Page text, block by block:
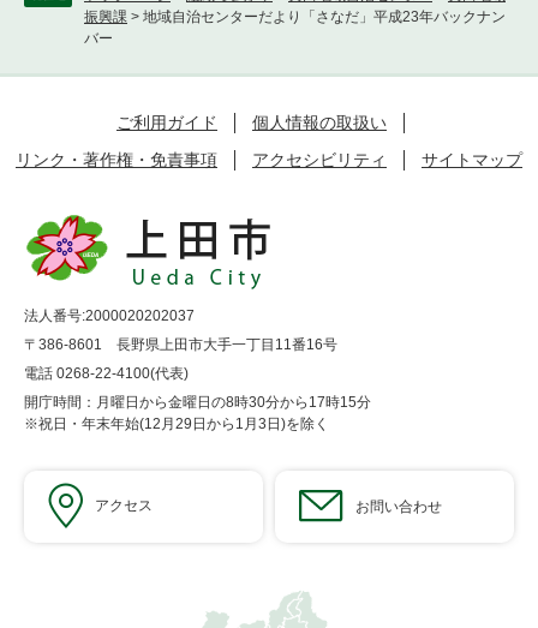
振興課 > 地域自治センターだより「さなだ」平成23年バックナン
バー
ご利用ガイド
個人情報の取扱い
リンク・著作権・免責事項
アクセシビリティ サイトマップ
法人番号:2000020202037
〒386-8601 長野県上田市大手一丁目11番16号
電話 0268-22-4100(代表)
開庁時間：月曜日から金曜日の8時30分から17時15分
※祝日・年末年始(12月29日から1月3日)を除く
アクセス お問い合わせ